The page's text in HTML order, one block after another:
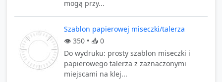
mogą przy...
Szablon papierowej miseczki/talerza
👁️ 350 • 📥 0
Do wydruku: prosty szablon miseczki i
papierowego talerza z zaznaczonymi
miejscami na klej...